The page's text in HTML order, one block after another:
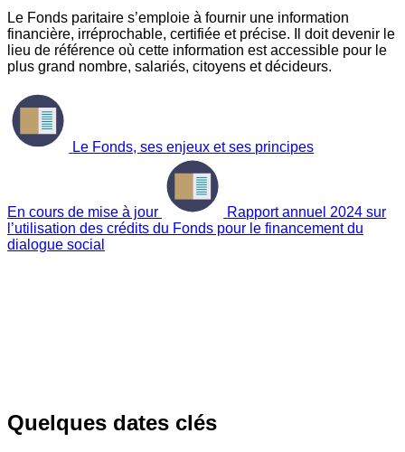
Le Fonds paritaire s’emploie à fournir une information
financière, irréprochable, certifiée et précise. Il doit devenir le
lieu de référence où cette information est accessible pour le
plus grand nombre, salariés, citoyens et décideurs.
Le Fonds, ses enjeux et ses principes
En cours de mise à jour
Rapport annuel 2024 sur
l’utilisation des crédits du Fonds pour le financement du
dialogue social
Quelques dates clés